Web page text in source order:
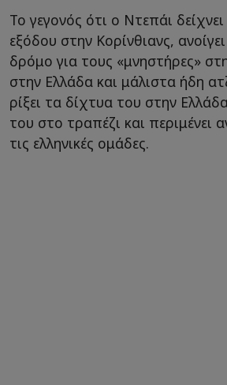
Το γεγονός ότι ο Ντεπάι
εξόδου στην Κορίνθιανς,
δρόμο για τους «μνηστήρες»
στην Ελλάδα και μάλιστα ήδη
ρίξει τα δίχτυα του στην
του στο τραπέζι και περιμένει
τις ελληνικές ομάδες.